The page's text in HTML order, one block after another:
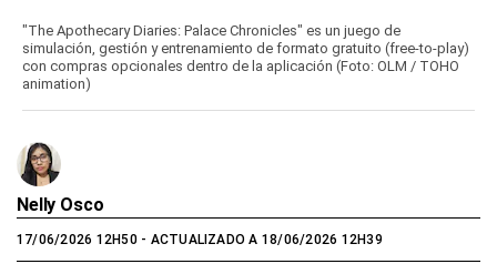
"The Apothecary Diaries: Palace Chronicles" es un juego de
simulación, gestión y entrenamiento de formato gratuito (free-to-play)
con compras opcionales dentro de la aplicación (Foto: OLM / TOHO
animation)
Nelly Osco
17/06/2026 12H50- ACTUALIZADO A 18/06/2026 12H39